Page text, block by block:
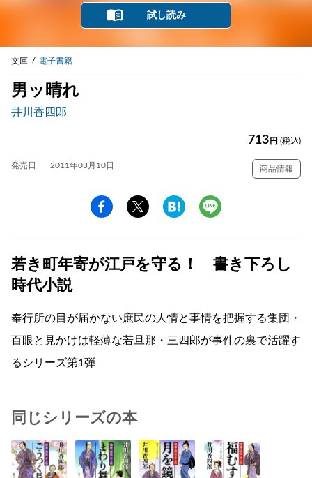
試し読み
文庫 電子書籍
男ッ晴れ
井川香四郎
713 円 (税込)
発売日 2011年03月10日 商品情報
若き町年寄が江戸を守る！ 書き下ろし
時代小説
奉行所の目が届かない庶民の人情と事情を把握する集団・
百眼と見かけは軽薄な若旦那・三四郎が事件の裏で活躍す
るシリーズ第1弾
同じシリーズの本